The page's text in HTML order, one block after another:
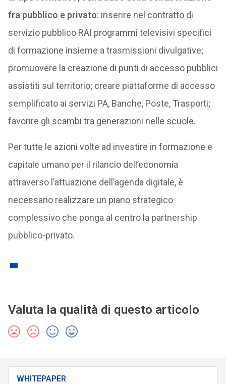
fra pubblico e privato: inserire nel contratto di
servizio pubblico RAI programmi televisivi specifici
di formazione insieme a trasmissioni divulgative;
promuovere la creazione di punti di accesso pubblici
assistiti sul territorio; creare piattaforme di accesso
semplificato ai servizi PA, Banche, Poste, Trasporti;
favorire gli scambi tra generazioni nelle scuole.
Per tutte le azioni volte ad investire in formazione e
capitale umano per il rilancio dell’economia
attraverso l’attuazione dell’agenda digitale, è
necessario realizzare un piano strategico
complessivo che ponga al centro la partnership
pubblico-privato.
Valuta la qualità di questo articolo
WHITEPAPER